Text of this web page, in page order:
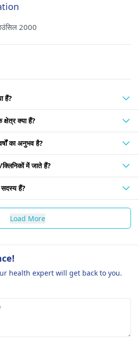
2000
हैं?
क्या हैं?
का अनुभव है?
में जाते हैं?
हैं?
Load More
health expert will get back to you.